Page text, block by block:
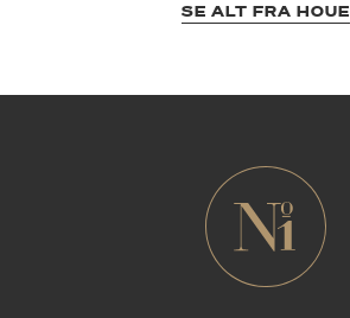
SE ALT FRA HOUE